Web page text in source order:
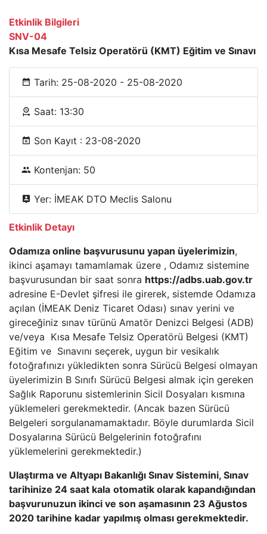
Etkinlik Bilgileri
SNV-04
Kısa Mesafe Telsiz Operatörü (KMT) Eğitim ve Sınavı
Tarih: 25-08-2020 - 25-08-2020
Saat: 13:30
Son Kayıt : 23-08-2020
Kontenjan: 50
Yer: İMEAK DTO Meclis Salonu
Etkinlik Detayı
Odamıza online başvurusunu yapan üyelerimizin,
ikinci aşamayı tamamlamak üzere , Odamız sistemine
başvurusundan bir saat sonra https://adbs.uab.gov.tr
adresine E-Devlet şifresi ile girerek, sistemde Odamıza
açılan (İMEAK Deniz Ticaret Odası) sınav yerini ve
gireceğiniz sınav türünü Amatör Denizci Belgesi (ADB)
ve/veya Kısa Mesafe Telsiz Operatörü Belgesi (KMT)
Eğitim ve Sınavını seçerek, uygun bir vesikalık
fotoğrafınızı yükledikten sonra Sürücü Belgesi olmayan
üyelerimizin B Sınıfı Sürücü Belgesi almak için gereken
Sağlık Raporunu sistemlerinin Sicil Dosyaları kısmına
yüklemeleri gerekmektedir. (Ancak bazen Sürücü
Belgeleri sorgulanamamaktadır. Böyle durumlarda Sicil
Dosyalarına Sürücü Belgelerinin fotoğrafını
yüklemelerini gerekmektedir.)
Ulaştırma ve Altyapı Bakanlığı Sınav Sistemini, Sınav
tarihinize 24 saat kala otomatik olarak kapandığından
başvurunuzun ikinci ve son aşamasının 23 Ağustos
2020 tarihine kadar yapılmış olması gerekmektedir.